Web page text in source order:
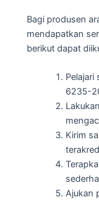
Bagi produsen
mendapatkan
berikut dapat
Pelajari
6235-
Kirim
Ajukan